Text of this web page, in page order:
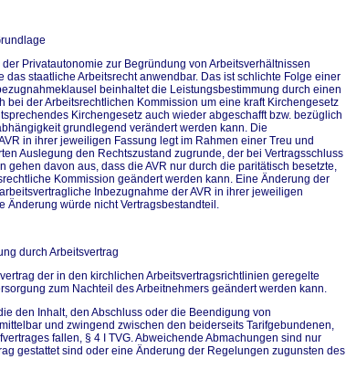
Privatautonomie zur Begründung von Arbeitsverhältnissen
das staatliche Arbeitsrecht anwendbar. Das ist schlichte Folge einer
beinhaltet die Leistungsbestimmung durch einen
bei der Arbeitsrechtlichen Kommission um eine kraft Kirchengesetz
Kirchengesetz auch wieder abgeschafft bzw. bezüglich
grundlegend verändert werden kann. Die
in ihrer jeweiligen Fassung legt im Rahmen einer Treu und
Auslegung den Rechtszustand zugrunde, der bei Vertragsschluss
gehen davon aus, dass die AVR nur durch die paritätisch besetzte,
Kommission geändert werden kann. Eine Änderung der
Inbezugnahme der AVR in ihrer jeweiligen
Änderung würde nicht Vertragsbestandteil.
durch Arbeitsvertrag
der in den kirchlichen Arbeitsvertragsrichtlinien geregelte
zum Nachteil des Arbeitnehmers geändert werden kann.
den Inhalt, den Abschluss oder die Beendigung von
und zwingend zwischen den beiderseits Tarifgebundenen,
fallen, § 4 I TVG. Abweichende Abmachungen sind nur
gestattet sind oder eine Änderung der Regelungen zugunsten des